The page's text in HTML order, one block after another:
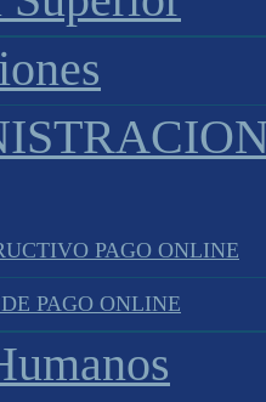
PAGO ONLINE
PAGO ONLINE